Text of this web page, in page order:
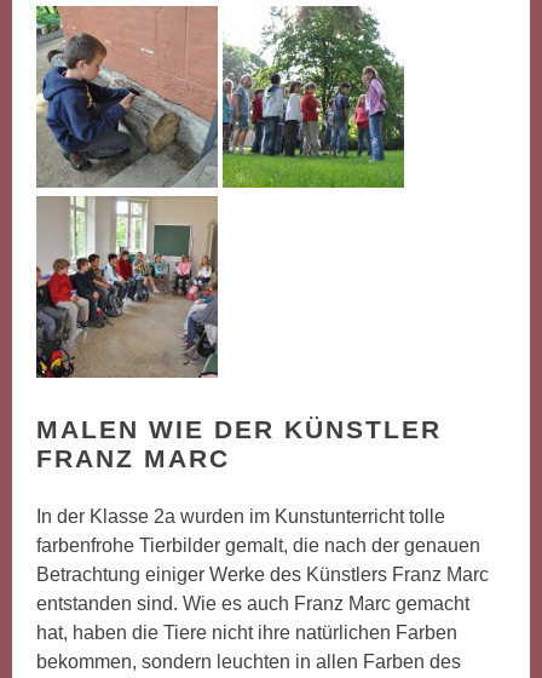
MALEN WIE DER KÜNSTLER
FRANZ MARC
In der Klasse 2a wurden im Kunstunterricht tolle
farbenfrohe Tierbilder gemalt, die nach der genauen
Betrachtung einiger Werke des Künstlers Franz Marc
entstanden sind. Wie es auch Franz Marc gemacht
hat, haben die Tiere nicht ihre natürlichen Farben
bekommen, sondern leuchten in allen Farben des